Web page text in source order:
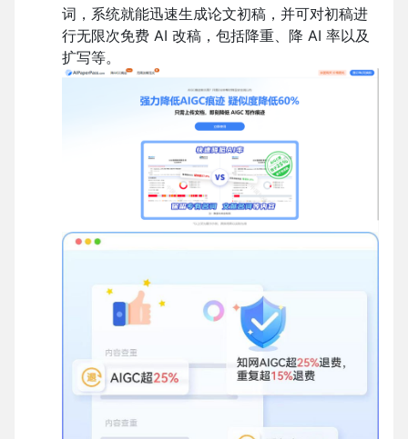
词，系统就能迅速生成论文初稿，并可对初稿进
行无限次免费 AI 改稿，包括降重、降 AI 率以及
扩写等。